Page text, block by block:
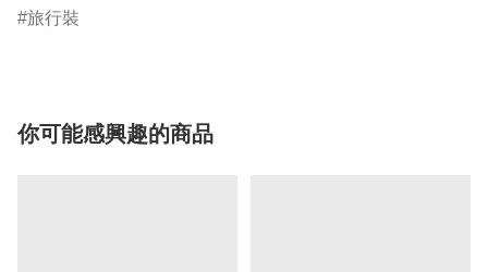
旅行裝
你可能感興趣的商品